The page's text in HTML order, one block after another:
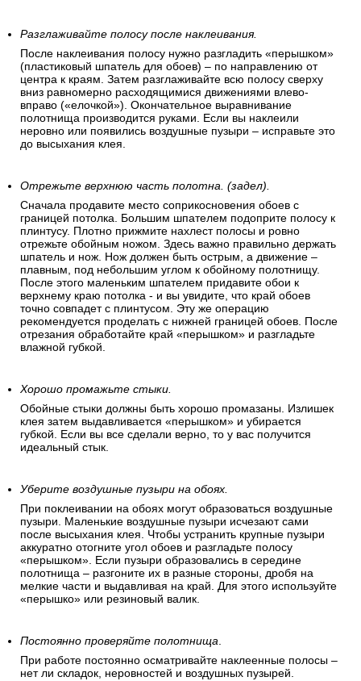
Разглаживайте полосу после наклеивания.
После наклеивания полосу нужно разгладить «перышком»
(пластиковый шпатель для обоев) – по направлению от
центра к краям. Затем разглаживайте всю полосу сверху
вниз равномерно расходящимися движениями влево-
вправо («елочкой»). Окончательное выравнивание
полотнища производится руками. Если вы наклеили
неровно или появились воздушные пузыри – исправьте это
до высыхания клея.
Отрежьте верхнюю часть полотна. (задел).
Сначала продавите место соприкосновения обоев с
границей потолка. Большим шпателем подоприте полосу к
плинтусу. Плотно прижмите нахлест полосы и ровно
отрежьте обойным ножом. Здесь важно правильно держать
шпатель и нож. Нож должен быть острым, а движение –
плавным, под небольшим углом к обойному полотнищу.
После этого маленьким шпателем придавите обои к
верхнему краю потолка - и вы увидите, что край обоев
точно совпадет с плинтусом. Эту же операцию
рекомендуется проделать с нижней границей обоев. После
отрезания обработайте край «перышком» и разгладьте
влажной губкой.
Хорошо промажьте стыки.
Обойные стыки должны быть хорошо промазаны. Излишек
клея затем выдавливается «перышком» и убирается
губкой. Если вы все сделали верно, то у вас получится
идеальный стык.
Уберите воздушные пузыри на обоях.
При поклеивании на обоях могут образоваться воздушные
пузыри. Маленькие воздушные пузыри исчезают сами
после высыхания клея. Чтобы устранить крупные пузыри
аккуратно отогните угол обоев и разгладьте полосу
«перышком». Если пузыри образовались в середине
полотнища – разгоните их в разные стороны, дробя на
мелкие части и выдавливая на край. Для этого используйте
«перышко» или резиновый валик.
Постоянно проверяйте полотнища.
При работе постоянно осматривайте наклеенные полосы –
нет ли складок, неровностей и воздушных пузырей.